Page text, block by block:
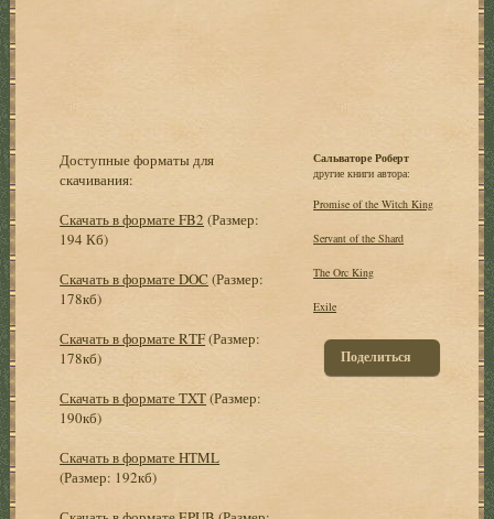
Доступные форматы для
скачивания:
Скачать в формате FB2 (Размер:
194 Кб)
Скачать в формате DOC (Размер:
178кб)
Скачать в формате RTF(Размер:
178кб)
Скачать в формате TXT(Размер:
190кб)
Скачать в формате HTML
(Размер: 192кб)
Сальваторе Роберт
другие книги автора:
Promise of the Witch King
Servant of the Shard
The Orc King
Exile
Поделиться